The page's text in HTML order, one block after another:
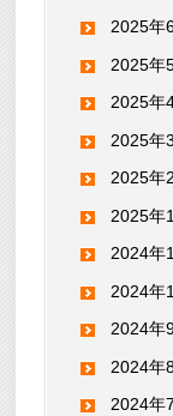
2025年
2025年
2025年
2025年
2025年
2025年
2024年
2024年
2024年
2024年
2024年